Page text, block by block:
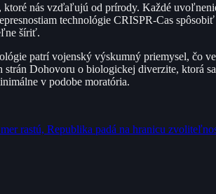
ktoré nás vzďaľujú od prírody. Každé
technológie CRISPR-Cas
šíriť.
patrí vojenský výskumný priemysel, čo
Dohovoru o biologickej diverzite, ktorá
v podobe moratória.
rastú, Republika padá na hranicu